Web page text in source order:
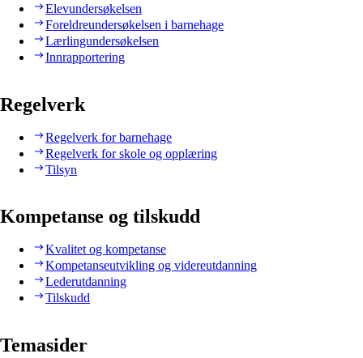
Elevundersøkelsen
Foreldreundersøkelsen i barnehage
Lærlingundersøkelsen
Innrapportering
Regelverk
Regelverk for barnehage
Regelverk for skole og opplæring
Tilsyn
Kompetanse og tilskudd
Kvalitet og kompetanse
Kompetanseutvikling og videreutdanning
Lederutdanning
Tilskudd
Temasider